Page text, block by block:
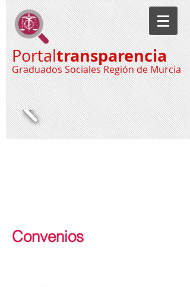
Portaltransparencia
Graduados Sociales Región de Murcia
Convenios